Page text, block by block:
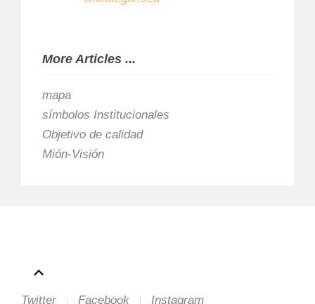
More Articles ...
mapa
símbolos Institucionales
Objetivo de calidad
Mión-Visión
Twitter Facebook Instagram